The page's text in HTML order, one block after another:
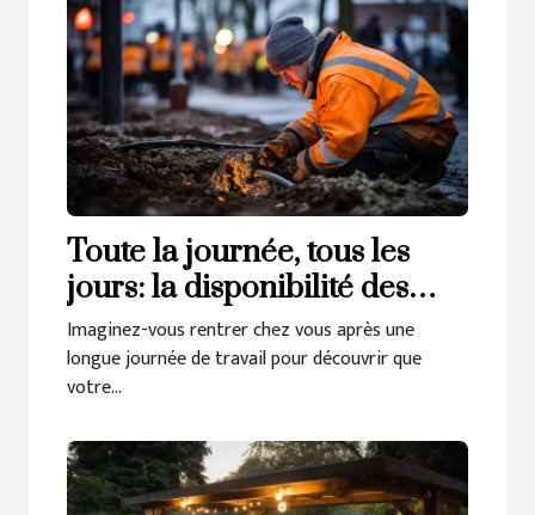
Toute la journée, tous les
jours: la disponibilité des
services de débouchage à
Haren
Imaginez-vous rentrer chez vous après une
longue journée de travail pour découvrir que
votre...